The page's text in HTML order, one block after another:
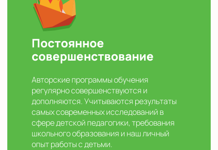
Постоянное
совершенствование
Авторские программы обучения
регулярно совершенствуются и
дополняются. Учитываются результаты
самых современных исследований в
сфере детской педагогики, требования
школьного образования и наш личный
опыт работы с детьми.